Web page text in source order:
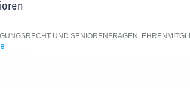
UND SENIORENFRAGEN,